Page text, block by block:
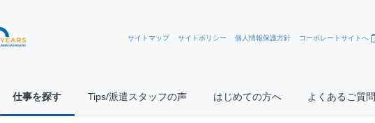
サイトマップ サイトポリシー 個人情報保護方針 コーポレートサイトへ
仕事を探す Tips/派遣スタッフの声 はじめての方へ よくあるご質問